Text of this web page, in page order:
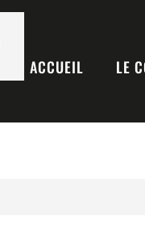
ACCUEIL LE